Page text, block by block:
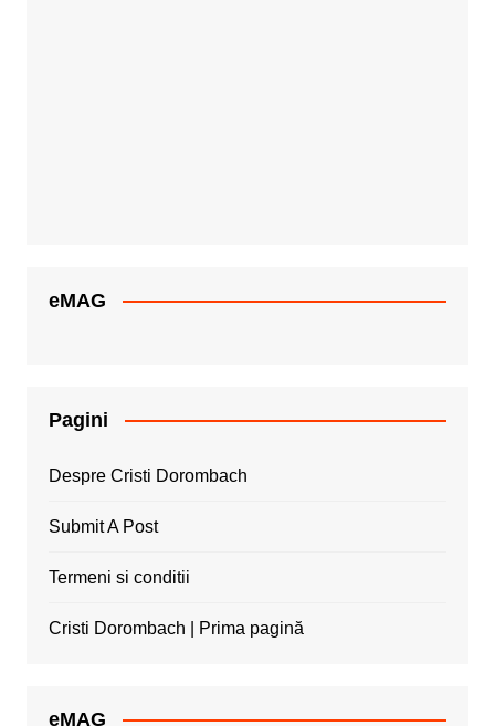
eMAG
Pagini
Despre Cristi Dorombach
Submit A Post
Termeni si conditii
Cristi Dorombach | Prima pagină
eMAG